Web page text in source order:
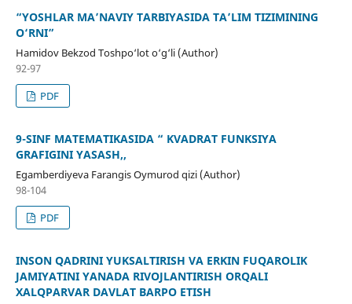
“YOSHLAR MA’NAVIY TARBIYASIDA TA’LIM TIZIMINING
O‘RNI”
Hamidov Bekzod Toshpo‘lot o‘g‘li (Author)
92-97
PDF
9-SINF MATEMATIKASIDA “ KVADRAT FUNKSIYA
GRAFIGINI YASASH,,
Egamberdiyeva Farangis Oymurod qizi (Author)
98-104
PDF
INSON QADRINI YUKSALTIRISH VA ERKIN FUQAROLIK
JAMIYATINI YANADA RIVOJLANTIRISH ORQALI
XALQPARVAR DAVLAT BARPO ETISH